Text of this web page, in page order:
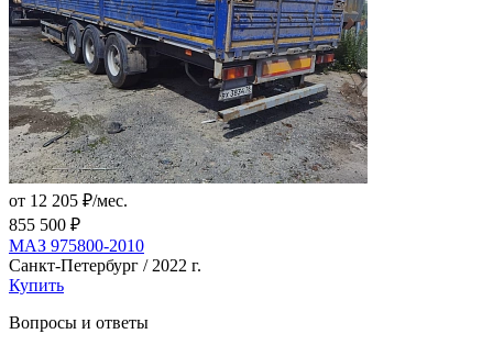
от 12 205 ₽/мес.
855 500 ₽
МАЗ 975800-2010
Санкт-Петербург / 2022 г.
Купить
Вопросы и ответы